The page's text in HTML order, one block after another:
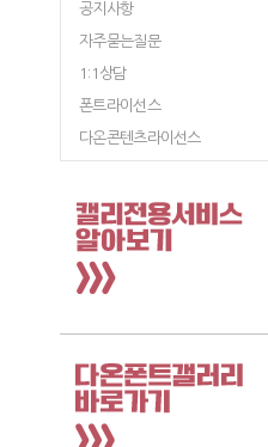
공지사항
자주묻는질문
1:1상담
폰트라이선스
다온콘텐츠라이선스